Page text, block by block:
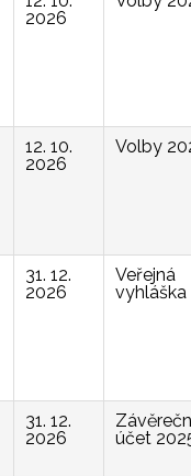
2026
12. 10.
2026
Volby
31. 12.
2026
Veřejná
vyhláška
31. 12.
2026
účet